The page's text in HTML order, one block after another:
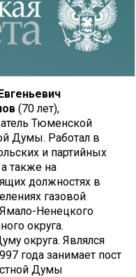
(70 лет),
Тюменской
Думы. Работал в
и партийных
а также на
должностях в
газовой
Ненецкого
округа.
округа. Являлся
года занимает пост
Думы